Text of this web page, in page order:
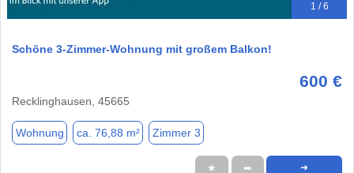
1 / 6
Schöne 3-Zimmer-Wohnung mit großem Balkon!
600 €
Recklinghausen, 45665
Wohnung ca. 76,88 m² Zimmer 3
★ ➦ ➜